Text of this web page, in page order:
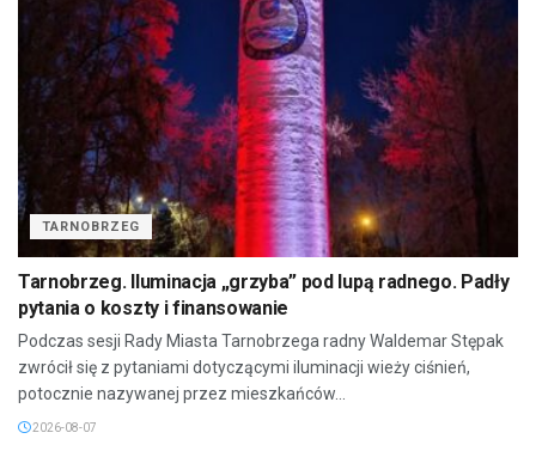
TARNOBRZEG
Tarnobrzeg. Iluminacja „grzyba” pod lupą radnego. Padły
pytania o koszty i finansowanie
Podczas sesji Rady Miasta Tarnobrzega radny Waldemar Stępak
zwrócił się z pytaniami dotyczącymi iluminacji wieży ciśnień,
potocznie nazywanej przez mieszkańców...
2026-08-07